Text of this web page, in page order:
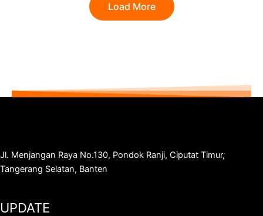
Load More
Jl. Menjangan Raya No.130, Pondok Ranji, Ciputat Timur,
Tangerang Selatan, Banten
UPDATE